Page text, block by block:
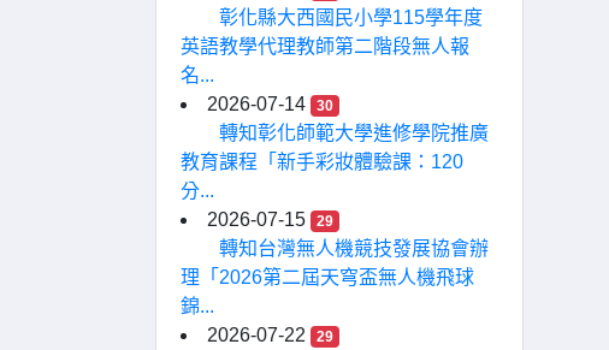
彰化縣大西國民小學115學年度
英語教學代理教師第二階段無人報
名...
2026-07-14
30
轉知彰化師範大學進修學院推廣
教育課程「新手彩妝體驗課：120
分...
2026-07-15
29
轉知台灣無人機競技發展協會辦
理「2026第二屆天穹盃無人機飛球
錦...
2026-07-22
29